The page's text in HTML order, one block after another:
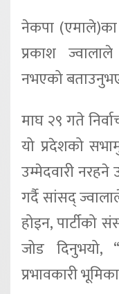
नेकपा
प्रकाश
नभएको
माघ २९ गते
यो प्रदेशको
उम्मेदवारी
गर्दै सांसद्
होइन, पार्टीको
जोड
प्रभावकारी